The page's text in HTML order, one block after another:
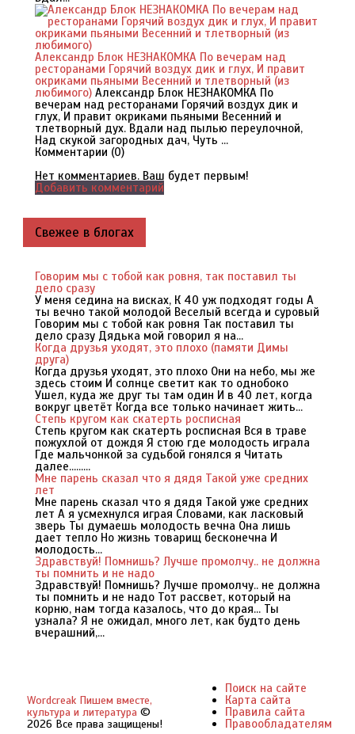
Александр Блок НЕЗНАКОМКА По вечерам над
ресторанами Горячий воздух дик и глух, И правит
окриками пьяными Весенний и тлетворный (из
любимого)Александр Блок НЕЗНАКОМКА По
вечерам над ресторанами Горячий воздух дик и
глух, И правит окриками пьяными Весенний и
тлетворный дух. Вдали над пылью переулочной,
Над скукой загородных дач, Чуть ...
Комментарии (0)
Нет комментариев. Ваш будет первым!
Добавить комментарий
Свежее в блогах
Говорим мы с тобой как ровня, так поставил ты
дело сразу
У меня седина на висках, К 40 уж подходят годы А
ты вечно такой молодой Веселый всегда и суровый
Говорим мы с тобой как ровня Так поставил ты
дело сразу Дядька мой говорил я на...
Когда друзья уходят, это плохо (памяти Димы
друга)
Когда друзья уходят, это плохо Они на небо, мы же
здесь стоим И солнце светит как то однобоко
Ушел, куда же друг ты там один И в 40 лет, когда
вокруг цветёт Когда все только начинает жить...
Степь кругом как скатерть росписная
Степь кругом как скатерть росписная Вся в траве
пожухлой от дождя Я стою где молодость играла
Где мальчонкой за судьбой гонялся я Читать
далее.........
Мне парень сказал что я дядя Такой уже средних
лет
Мне парень сказал что я дядя Такой уже средних
лет А я усмехнулся играя Словами, как ласковый
зверь Ты думаешь молодость вечна Она лишь
дает тепло Но жизнь товарищ бесконечна И
молодость...
Здравствуй! Помнишь? Лучше промолчу.. не должна
ты помнить и не надо
Здравствуй! Помнишь? Лучше промолчу.. не должна
ты помнить и не надо Тот рассвет, который на
корню, нам тогда казалось, что до края... Ты
узнала? Я не ожидал, много лет, как будто день
вчерашний,...
Поиск на сайте
Карта сайта
Правила сайта
Правообладателям
Wordcreak Пишем вместе,
культура и литература ©
2026 Все права защищены!